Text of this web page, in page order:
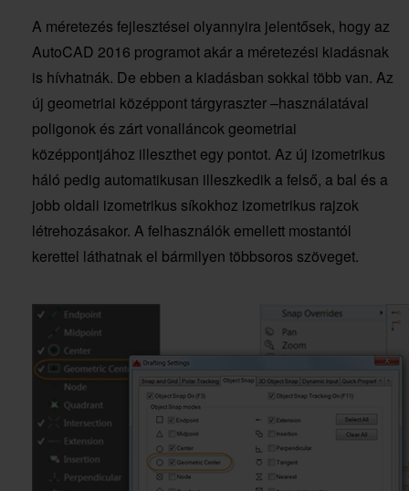
A méretezés fejlesztései olyannyira jelentősek, hogy az
AutoCAD 2016 programot akár a méretezési kiadásnak
is hívhatnák. De ebben a kiadásban sokkal több van. Az
új geometriai középpont tárgyraszter –használatával
poligonok és zárt vonalláncok geometriai
középpontjához illeszthet egy pontot. Az új izometrikus
háló pedig automatikusan illeszkedik a felső, a bal és a
jobb oldali izometrikus síkokhoz izometrikus rajzok
létrehozásakor. A felhasználók emellett mostantól
kerettel láthatnak el bármilyen többsoros szöveget.